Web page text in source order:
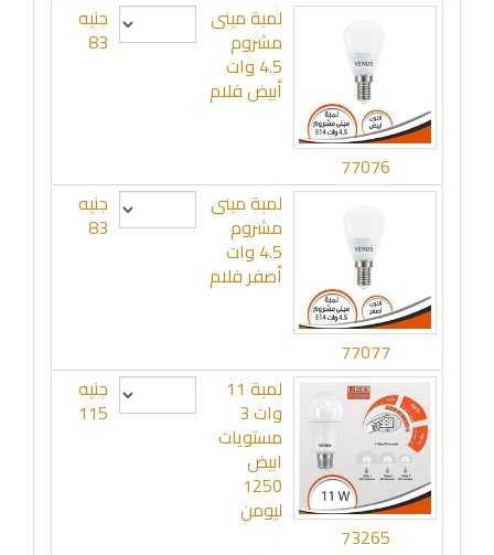
77076
لمبة مينى
مشروم
4.5 وات
أبيض فلام
جنيه
83
77077
لمبة مينى
مشروم
4.5 وات
أصفر فلام
جنيه
83
73265
لمبة 11
وات 3
مستويات
ابيض
1250
ليومن
جنيه
115